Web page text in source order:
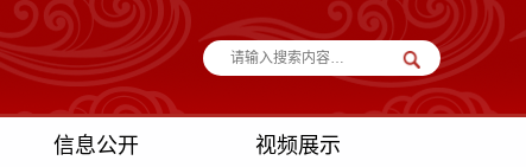
信息公开 视频展示